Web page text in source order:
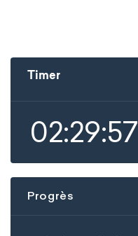
Timer
02:29:57
Progrès